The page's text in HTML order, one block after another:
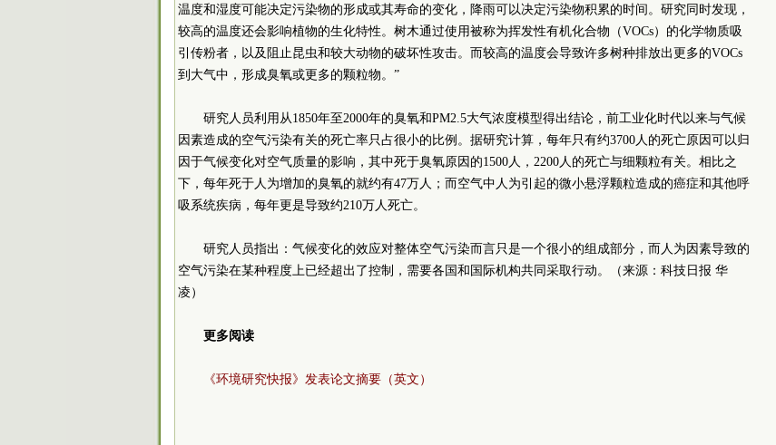
温度和湿度可能决定污染物的形成或其寿命的变化，降雨可以决定污染物积累的时间。研究同时发现，
较高的温度还会影响植物的生化特性。树木通过使用被称为挥发性有机化合物（VOCs）的化学物质吸
引传粉者，以及阻止昆虫和较大动物的破坏性攻击。而较高的温度会导致许多树种排放出更多的VOCs
到大气中，形成臭氧或更多的颗粒物。”
研究人员利用从1850年至2000年的臭氧和PM2.5大气浓度模型得出结论，前工业化时代以来与气候
因素造成的空气污染有关的死亡率只占很小的比例。据研究计算，每年只有约3700人的死亡原因可以归
因于气候变化对空气质量的影响，其中死于臭氧原因的1500人，2200人的死亡与细颗粒有关。相比之
下，每年死于人为增加的臭氧的就约有47万人；而空气中人为引起的微小悬浮颗粒造成的癌症和其他呼
吸系统疾病，每年更是导致约210万人死亡。
研究人员指出：气候变化的效应对整体空气污染而言只是一个很小的组成部分，而人为因素导致的
空气污染在某种程度上已经超出了控制，需要各国和国际机构共同采取行动。（来源：科技日报 华
凌）
更多阅读
《环境研究快报》发表论文摘要（英文）